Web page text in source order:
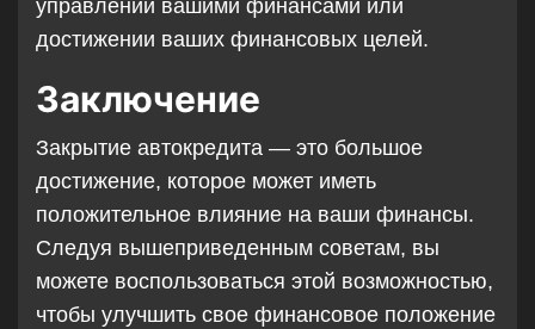
управлении вашими финансами или
достижении ваших финансовых целей.
Заключение
Закрытие автокредита — это большое
достижение, которое может иметь
положительное влияние на ваши финансы.
Следуя вышеприведенным советам, вы
можете воспользоваться этой возможностью,
чтобы улучшить свое финансовое положение